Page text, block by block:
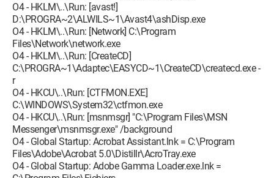
O4 - HKLM\..\Run: [avast!]
D:\PROGRA~2\ALWILS~1\Avast4\ashDisp.exe
O4 - HKLM\..\Run: [Network] C:\Program
Files\Network\network.exe
O4 - HKLM\..\Run: [CreateCD]
C:\PROGRA~1\Adaptec\EASYCD~1\CreateCD\createcd.exe -
r
O4 - HKCU\..\Run: [CTFMON.EXE]
C:\WINDOWS\System32\ctfmon.exe
O4 - HKCU\..\Run: [msnmsgr] "C:\Program Files\MSN
Messenger\msnmsgr.exe" /background
O4 - Global Startup: Acrobat Assistant.lnk = C:\Program
Files\Adobe\Acrobat 5.0\Distillr\AcroTray.exe
O4 - Global Startup: Adobe Gamma Loader.exe.lnk =